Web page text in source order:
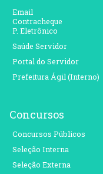
Email
Contracheque
P. Eletrônico
Saúde Servidor
Portal do Servidor
Prefeitura Ágil (Interno)
Concursos
Concursos Públicos
Seleção Interna
Seleção Externa